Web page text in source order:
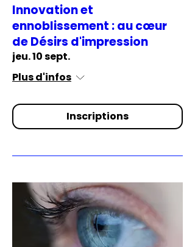
Innovation et
ennoblissement : au cœur
de Désirs d'impression
jeu. 10 sept.
Plus d'infos
Inscriptions